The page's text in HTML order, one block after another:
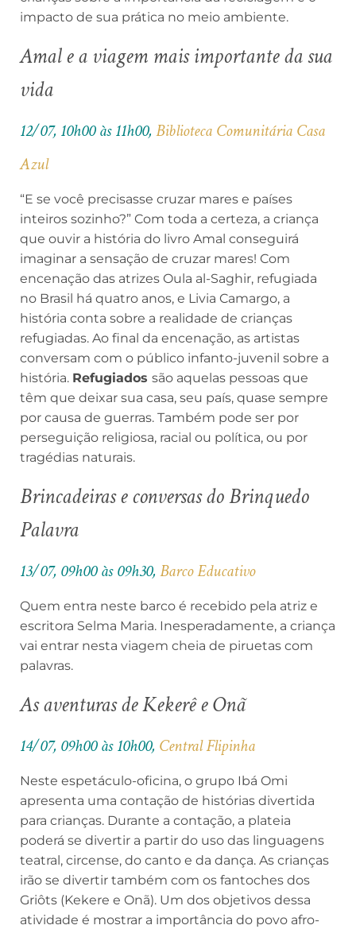
impacto de sua prática no meio ambiente.
Amal e a viagem mais importante da sua
vida
12/07, 10h00 às 11h00, Biblioteca Comunitária Casa
Azul
“E se você precisasse cruzar mares e países
inteiros sozinho?” Com toda a certeza, a criança
que ouvir a história do livro Amal conseguirá
imaginar a sensação de cruzar mares! Com
encenação das atrizes Oula al-Saghir, refugiada
no Brasil há quatro anos, e Livia Camargo, a
história conta sobre a realidade de crianças
refugiadas. Ao final da encenação, as artistas
conversam com o público infanto-juvenil sobre a
história. Refugiados são aquelas pessoas que
têm que deixar sua casa, seu país, quase sempre
por causa de guerras. Também pode ser por
perseguição religiosa, racial ou política, ou por
tragédias naturais.
Brincadeiras e conversas do Brinquedo
Palavra
13/07, 09h00 às 09h30, Barco Educativo
Quem entra neste barco é recebido pela atriz e
escritora Selma Maria. Inesperadamente, a criança
vai entrar nesta viagem cheia de piruetas com
palavras.
As aventuras de Kekerê e Onã
14/07, 09h00 às 10h00, Central Flipinha
Neste espetáculo-oficina, o grupo Ibá Omi
apresenta uma contação de histórias divertida
para crianças. Durante a contação, a plateia
poderá se divertir a partir do uso das linguagens
teatral, circense, do canto e da dança. As crianças
irão se divertir também com os fantoches dos
Griôts (Kekere e Onã). Um dos objetivos dessa
atividade é mostrar a importância do povo afro-